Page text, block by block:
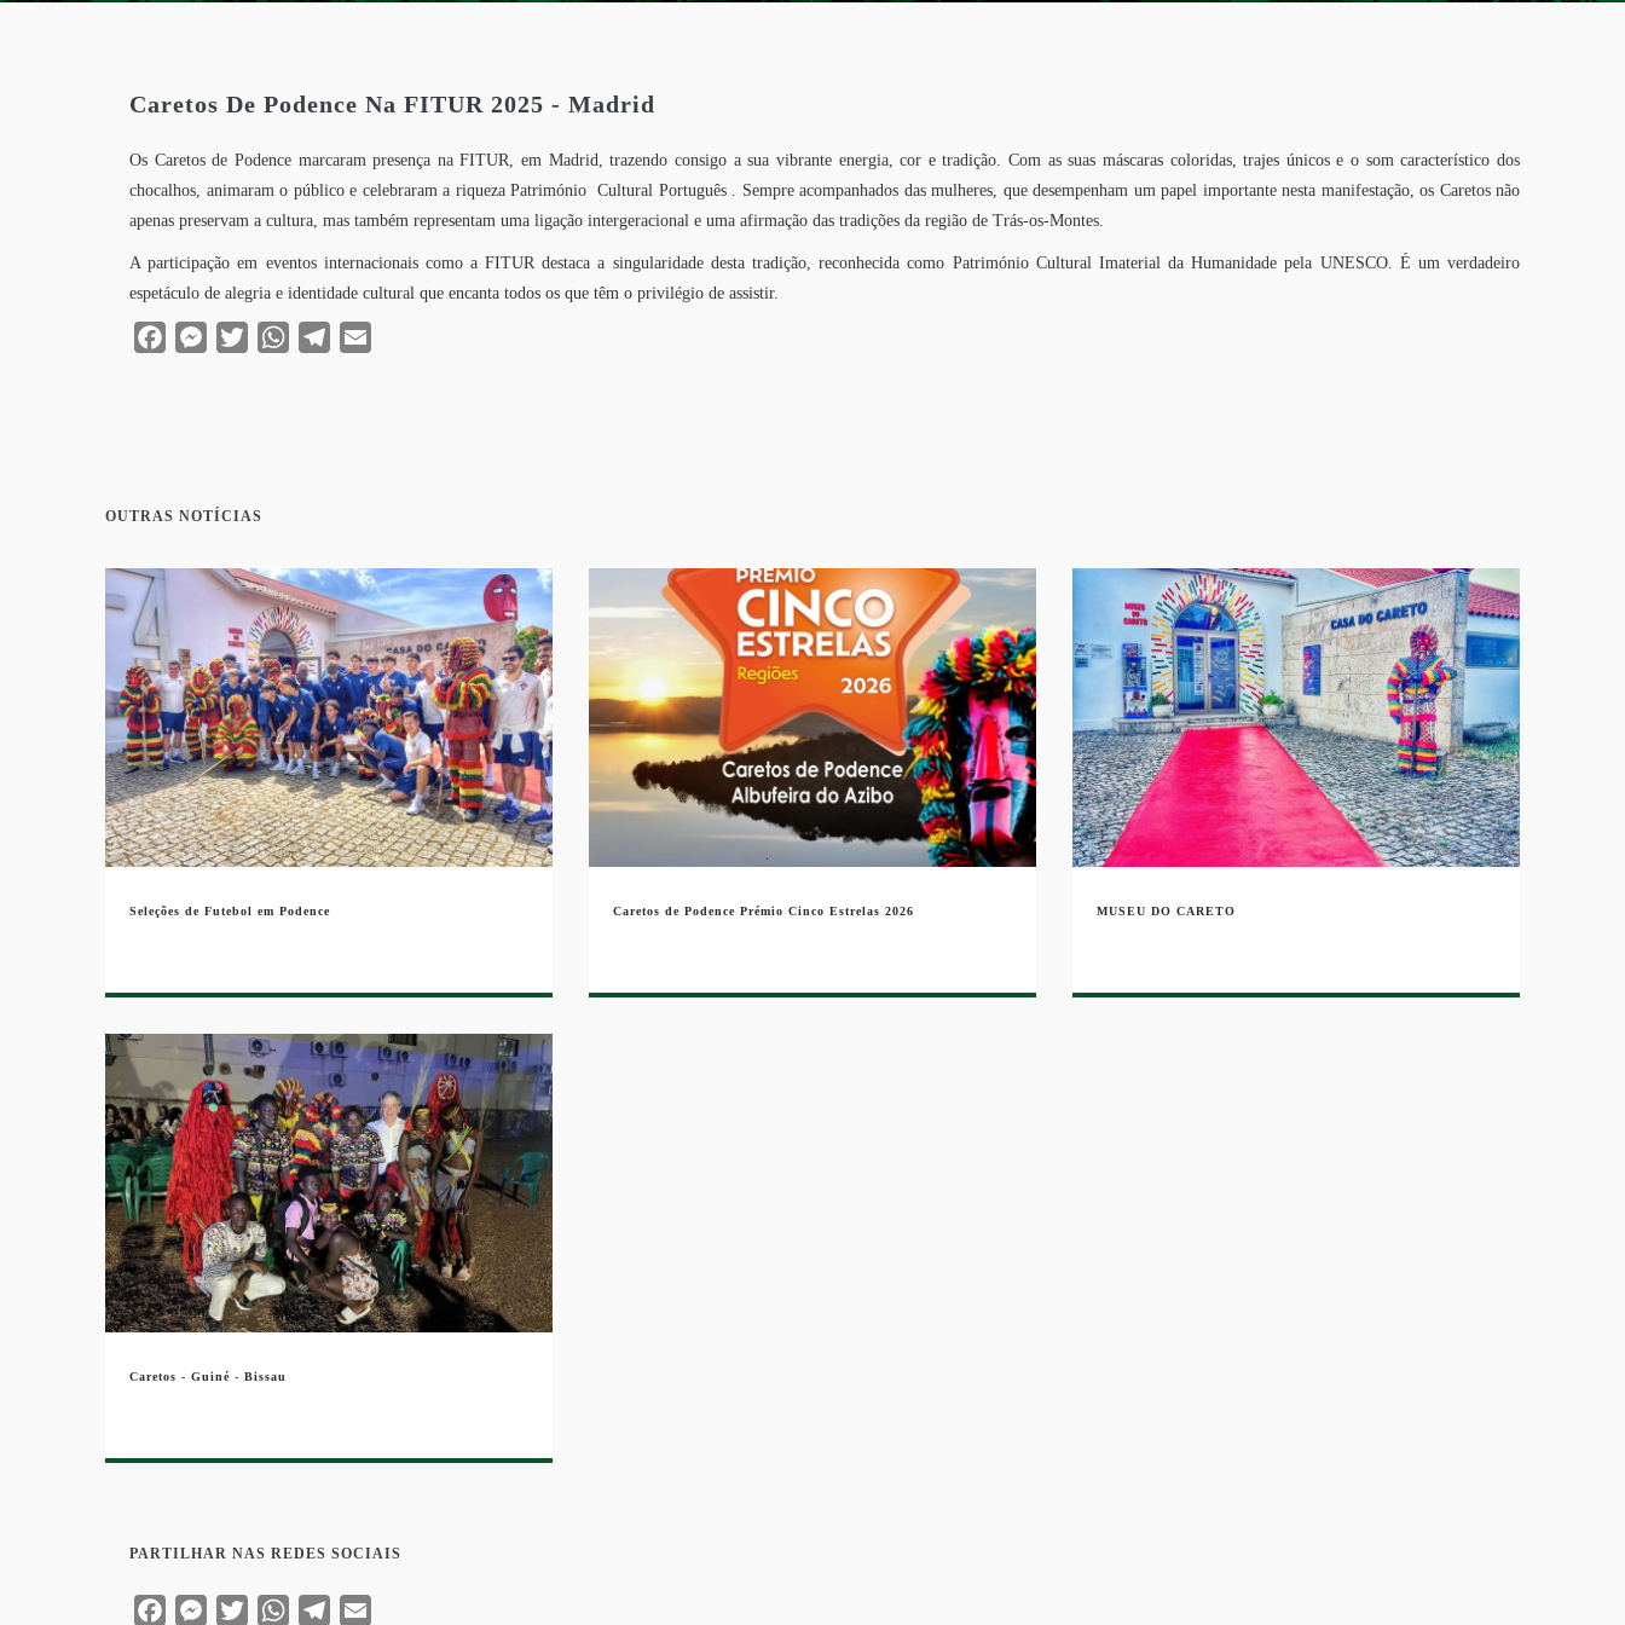
Caretos De Podence Na FITUR 2025 - Madrid
Os Caretos de Podence marcaram presença na FITUR, em Madrid, trazendo consigo a sua vibrante energia, cor e tradição. Com as suas máscaras coloridas, trajes únicos e o som característico dos
chocalhos, animaram o público e celebraram a riqueza Património Cultural Português . Sempre acompanhados das mulheres, que desempenham um papel importante nesta manifestação, os Caretos não
apenas preservam a cultura, mas também representam uma ligação intergeracional e uma afirmação das tradições da região de Trás-os-Montes.
A participação em eventos internacionais como a FITUR destaca a singularidade desta tradição, reconhecida como Património Cultural Imaterial da Humanidade pela UNESCO. É um verdadeiro
espetáculo de alegria e identidade cultural que encanta todos os que têm o privilégio de assistir.
FacebookMessenger
Twitter WhatsAppTelegram
OUTRAS NOTÍCIAS
Seleções de Futebol em Podence Caretos de Podence Prémio Cinco Estrelas 2026 MUSEU DO CARETO
Caretos - Guiné - Bissau
PARTILHAR NAS REDES SOCIAIS
FacebookMessenger
Twitter WhatsAppTelegram